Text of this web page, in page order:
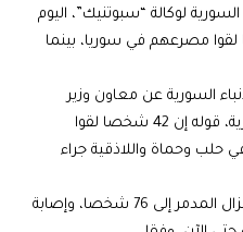
لوكالة “سبوتنيك”، اليوم
ما لا يقل عن 111 شخصًا لقوا مصرعهم في سوريا، بينما
السورية عن معاون وزير
الصحة السوري، الدكتور أحمد ضميرية، قوله إن 42 شخصا لقوا
أصيب 200 آخرون في حلب وحماة واللاذقية جراء
وفي تركيا ارتفعت حصيلة ضحايا الزلزال المدمر إلى 76 شخصا، وإصابة